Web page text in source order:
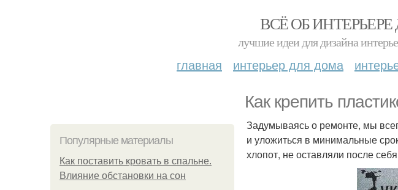
ВСЁ ОБ
лучшие идеи для дизайна
главная интерьер для дома
Как крепить
Популярные материалы
Как поставить кровать в спальне.
Влияние обстановки на сон
Задумываясь о ремонте, мы
и уложиться в минимальные
хлопот, не оставляли после